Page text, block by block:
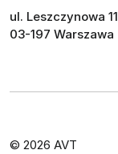
ul. Leszczynowa 11
03-197 Warszawa
© 2026 AVT